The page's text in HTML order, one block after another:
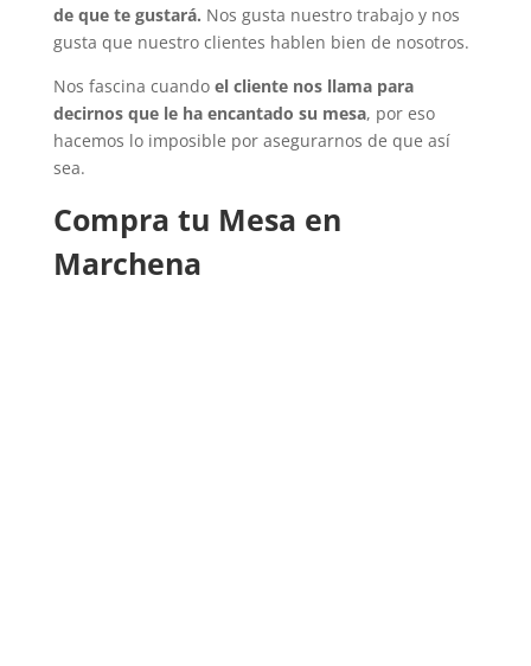
de que te gustará. Nos gusta nuestro trabajo y nos
gusta que nuestro clientes hablen bien de nosotros.
Nos fascina cuando el cliente nos llama para
decirnos que le ha encantado su mesa, por eso
hacemos lo imposible por asegurarnos de que así
sea.
Compra tu Mesa en
Marchena